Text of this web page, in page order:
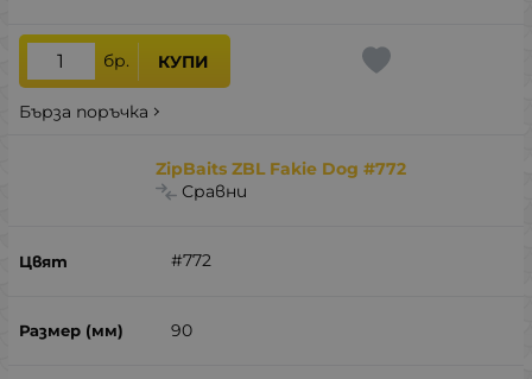
бр. КУПИ
Бърза поръчка
ZipBaits ZBL Fakie Dog #772
Сравни
#772
90